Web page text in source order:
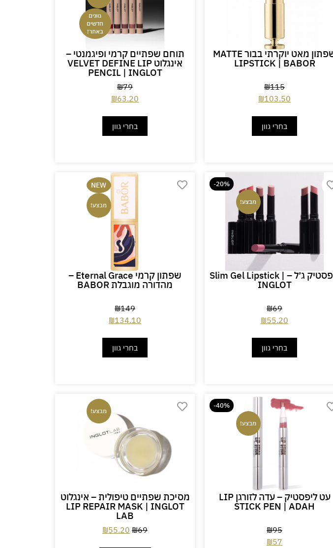
שפתון מאט יוקרתי בבור MATTE
LIPSTICK | BABOR
₪115
₪103.50
בחרי גוון
גוונים
חדשים
באתר!
תוחם שפתיים קרמי ופיגמנטי –
אינגלוט VELVET DEFINE LIP
PENCIL | INGLOT
₪79
₪63.20
בחרי גוון
-20%
מבצע!
ליפסטיק ג׳ל – Slim Gel Lipstick |
INGLOT
₪69
₪55.20
בחרי גוון
NEW
מבצע!
שפתון קרמי Eternal Grace –
מהדורה מוגבלת BABOR
₪149
₪134.10
בחרי גוון
-40%
מבצע!
עט ליפסטיק – עדה לזורגן LIP
STICK PEN | ADAH
₪95
₪57
מבצע!
מסיכת שפתיים טיפולית – אינגלוט
LIP REPAIR MASK | INGLOT
LAB
₪69
₪55.20